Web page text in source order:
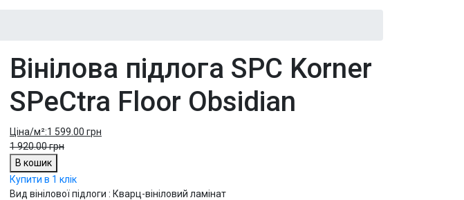
Вінілова підлога SPC Korner
SPeCtra Floor Obsidian
Ціна/м²:1 599.00 грн
1 920.00 грн
В кошик
Купити в 1 клік
Вид вінілової підлоги : Кварц-вініловий ламінат